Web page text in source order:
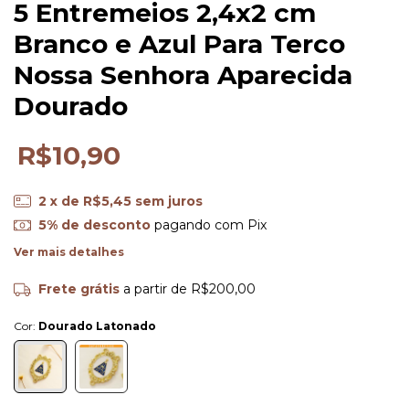
5 Entremeios 2,4x2 cm
Branco e Azul Para Terco
Nossa Senhora Aparecida
Dourado
R$10,90
2 x de R$5,45 sem juros
5% de descontopagando com Pix
Ver mais detalhes
Frete grátis a partir de R$200,00
Cor: Dourado Latonado